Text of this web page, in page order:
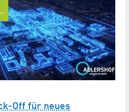
Off für neues